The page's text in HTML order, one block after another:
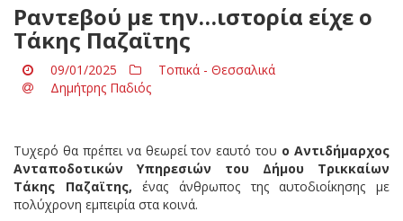
Ραντεβού με την…ιστορία είχε ο
Τάκης Παζαϊτης
09/01/2025
Τοπικά - Θεσσαλικά
Δημήτρης Παδιός
Τυχερό θα πρέπει να θεωρεί τον εαυτό του ο Αντιδήμαρχος
Ανταποδοτικών Υπηρεσιών του Δήμου Τρικκαίων
Τάκης Παζαϊτης, ένας άνθρωπος της αυτοδιοίκησης με
πολύχρονη εμπειρία στα κοινά.